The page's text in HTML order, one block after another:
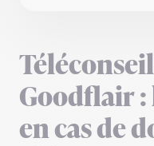
Goodflair :
en cas de